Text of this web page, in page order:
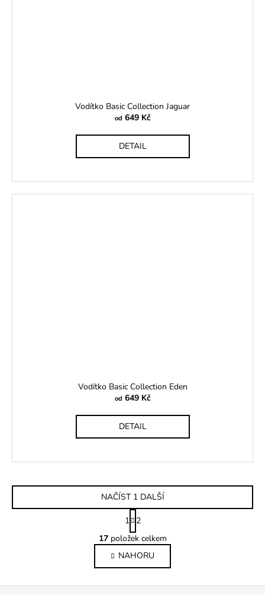
Vodítko Basic Collection Jaguar
od 649 Kč
DETAIL
Vodítko Basic Collection Eden
od 649 Kč
DETAIL
O
v
l
á
d
NAČÍST 1 DALŠÍ
S
t
r
á
n
k
1
2
17položek celkem
NAHORU